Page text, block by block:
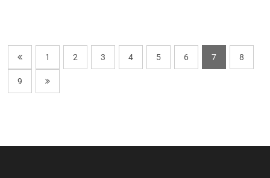
1 2 3 4 5 6 7 8
9